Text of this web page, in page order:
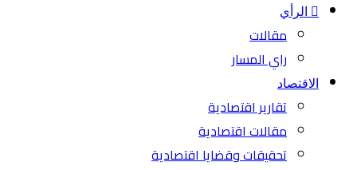
الرأي
مقالات
راي المسار
الاقتصاد
تقارير اقتصادية
مقالات اقتصادية
تحقيقات وقضايا اقتصادية